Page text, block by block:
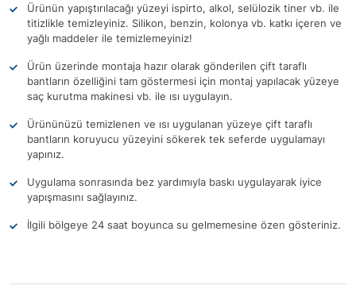
Ürünün yapıştırılacağı yüzeyi ispirto, alkol, selülozik tiner vb. ile
titizlikle temizleyiniz. Silikon, benzin, kolonya vb. katkı içeren ve
yağlı maddeler ile temizlemeyiniz!
Ürün üzerinde montaja hazır olarak gönderilen çift taraflı
bantların özelliğini tam göstermesi için montaj yapılacak yüzeye
saç kurutma makinesi vb. ile ısı uygulayın.
Ürününüzü temizlenen ve ısı uygulanan yüzeye çift taraflı
bantların koruyucu yüzeyini sökerek tek seferde uygulamayı
yapınız.
Uygulama sonrasında bez yardımıyla baskı uygulayarak iyice
yapışmasını sağlayınız.
İlgili bölgeye 24 saat boyunca su gelmemesine özen gösteriniz.